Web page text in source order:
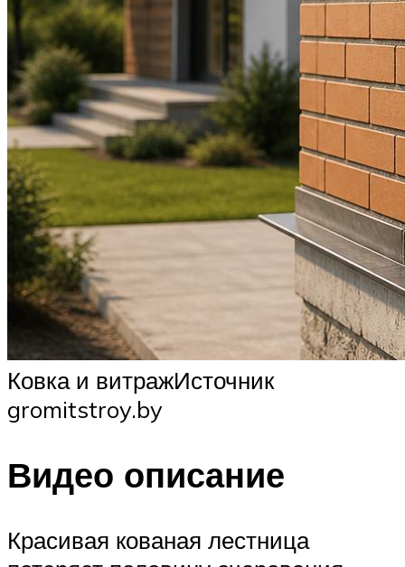
Ковка и витражИсточник
gromitstroy.by
Видео описание
Красивая кованая лестница